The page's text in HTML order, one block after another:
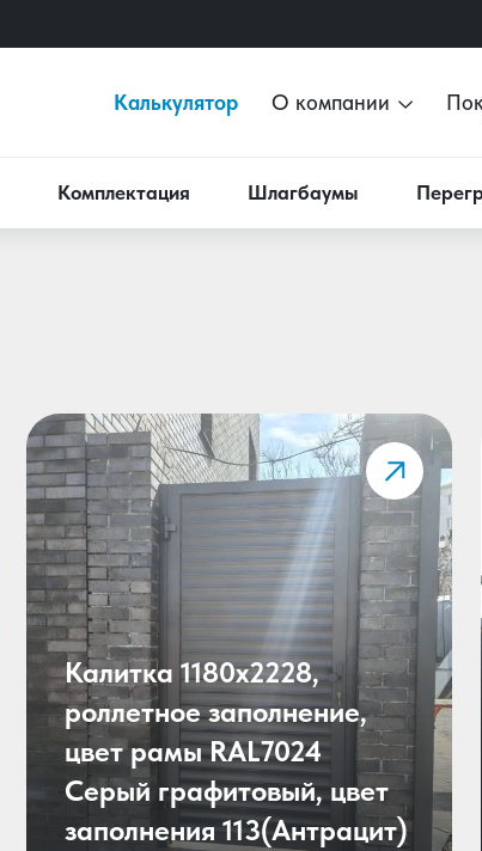
Калькулятор О компании
Комплектация Шлагбаумы
Калитка 1180x2228,
роллетное заполнение,
цвет рамы RAL7024
Серый графитовый, цвет
заполнения 113(Антрацит)